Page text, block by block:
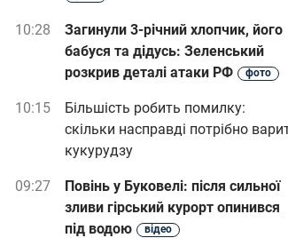
10:28
Загинули 3-річний хлопчик, його
бабуся та дідусь: Зеленський
розкрив деталі атаки РФ
фото
10:15
Більшість робить помилку:
скільки насправді потрібно
кукурудзу
09:27
Повінь у Буковелі: після сильної
зливи гірський курорт опинився
під водою
відео